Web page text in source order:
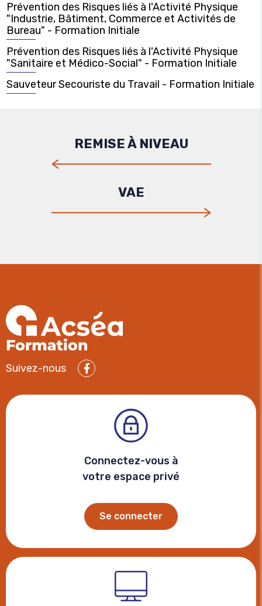
Prévention des Risques liés à l'Activité Physique
"Industrie, Bâtiment, Commerce et Activités de
Bureau" - Formation Initiale
Prévention des Risques liés à l'Activité Physique
"Sanitaire et Médico-Social" - Formation Initiale
Sauveteur Secouriste du Travail - Formation Initiale
REMISE À NIVEAU
VAE
Suivez-nous
Facebook
Connectez-vous à
votre espace privé
Se connecter